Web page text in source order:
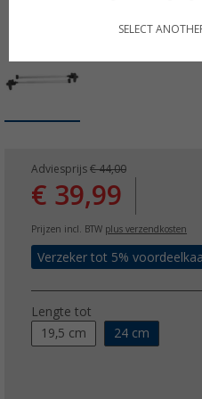
Adviesprijs € 44,00
€ 39,99
Prijzen incl. BTW plus verzendkosten
Verzeker tot 5%
Lengte tot
19,5 cm
24 cm
SELECT